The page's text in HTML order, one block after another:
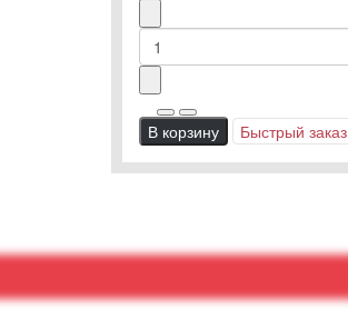
В корзину Быстрый заказ